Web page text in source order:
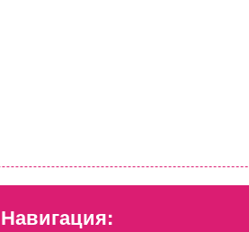
Навигация: